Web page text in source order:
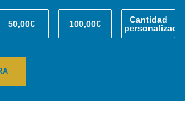
50,00€ 100,00€
Cantidad
personalizada